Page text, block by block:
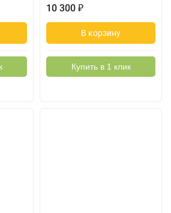
10 300 ₽
В корзину
Купить в 1 клик